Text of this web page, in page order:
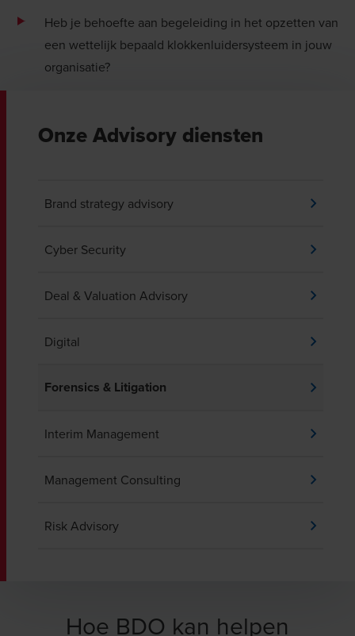
Heb je behoefte aan begeleiding in het opzetten van
een wettelijk bepaald klokkenluidersysteem in jouw
organisatie?
Onze Advisory diensten
Brand strategy advisory
Cyber Security
Deal & Valuation Advisory
Digital
Forensics & Litigation
Interim Management
Management Consulting
Risk Advisory
Hoe BDO kan helpen